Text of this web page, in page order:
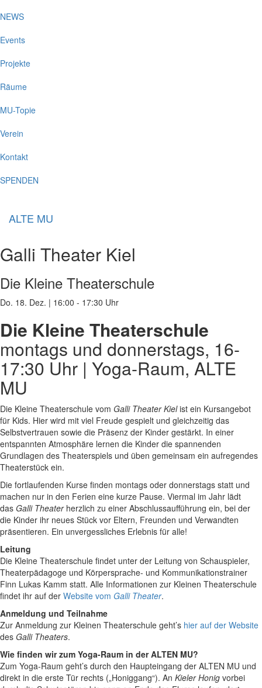
NEWS
Events
Projekte
Räume
MU-Topie
Verein
Kontakt
SPENDEN
ALTE MU
Galli Theater Kiel
Die Kleine Theaterschule
Do. 18. Dez. | 16:00 - 17:30 Uhr
Die Kleine Theaterschule
montags und donnerstags, 16-
17:30 Uhr | Yoga-Raum, ALTE
MU
Die Kleine Theaterschule vom Galli Theater Kielist ein Kursangebot
für Kids. Hier wird mit viel Freude gespielt und gleichzeitig das
Selbstvertrauen sowie die Präsenz der Kinder gestärkt. In einer
entspannten Atmosphäre lernen die Kinder die spannenden
Grundlagen des Theaterspiels und üben gemeinsam ein aufregendes
Theaterstück ein.
Die fortlaufenden Kurse finden montags oder donnerstags statt und
machen nur in den Ferien eine kurze Pause. Viermal im Jahr lädt
das Galli Theaterherzlich zu einer Abschlussaufführung ein, bei der
die Kinder ihr neues Stück vor Eltern, Freunden und Verwandten
präsentieren. Ein unvergessliches Erlebnis für alle!
Leitung
Die Kleine Theaterschule findet unter der Leitung von Schauspieler,
Theaterpädagoge und Körpersprache- und Kommunikationstrainer
Finn Lukas Kamm statt. Alle Informationen zur Kleinen Theaterschule
findet ihr auf der Website vom Galli Theater.
Anmeldung und Teilnahme
Zur Anmeldung zur Kleinen Theaterschule geht’s hier auf der Website
des Galli Theaters.
Wie finden wir zum Yoga-Raum in der ALTEN MU?
Zum Yoga-Raum geht’s durch den Haupteingang der ALTEN MU und
direkt in die erste Tür rechts („Honiggang“). An Kieler Honig vorbei